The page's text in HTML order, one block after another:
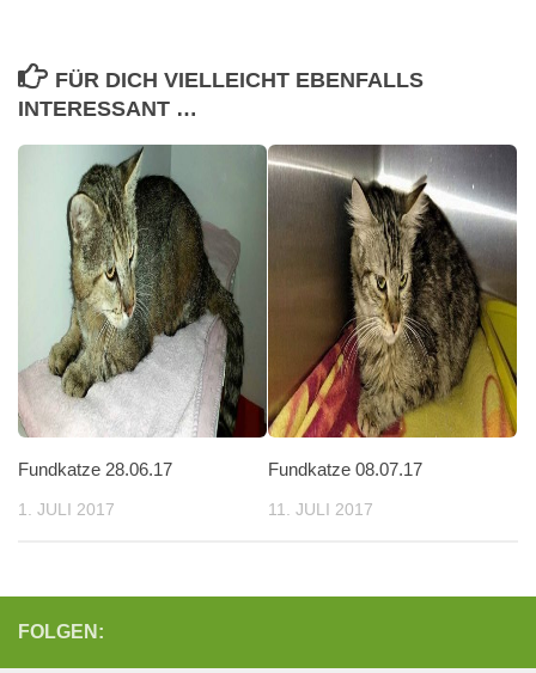
FÜR DICH VIELLEICHT EBENFALLS
INTERESSANT …
Fundkatze 28.06.17
1. JULI 2017
Fundkatze 08.07.17
11. JULI 2017
FOLGEN: